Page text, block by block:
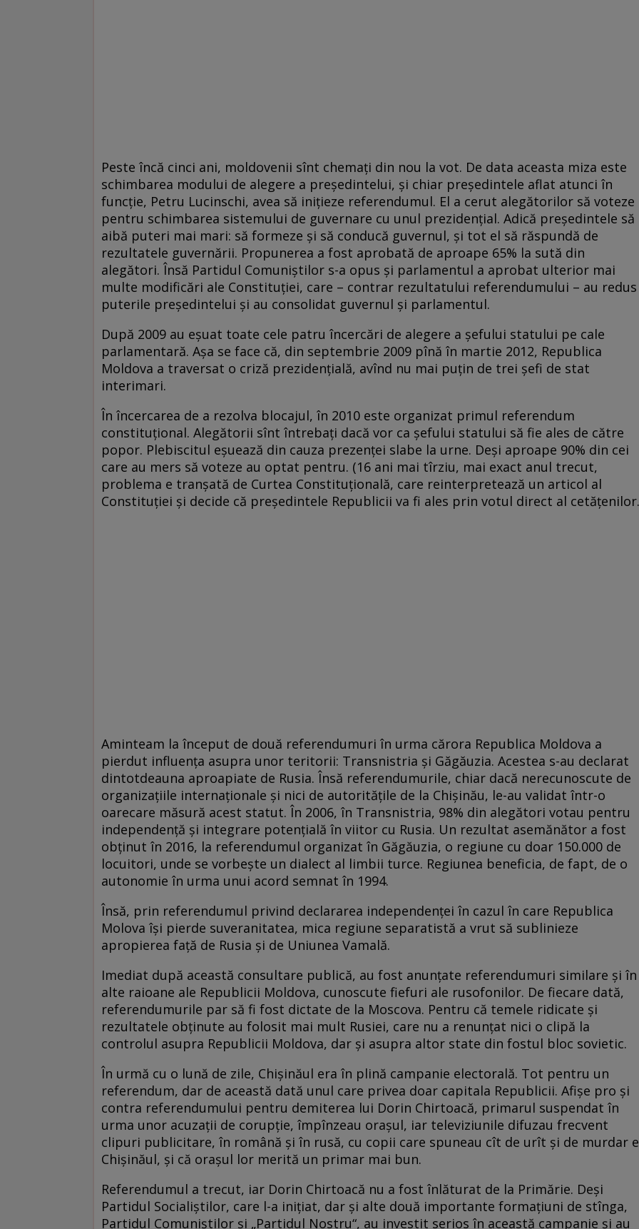
Peste încă cinci ani, moldovenii sînt chemați din nou la vot. De data aceasta miza este
schimbarea modului de alegere a președintelui, și chiar președintele aflat atunci în
funcție, Petru Lucinschi, avea să inițieze referendumul. El a cerut alegătorilor să voteze
pentru schimbarea sistemului de guvernare cu unul prezidențial. Adică președintele să
aibă puteri mai mari: să formeze și să conducă guvernul, și tot el să răspundă de
rezultatele guvernării. Propunerea a fost aprobată de aproape 65% la sută din
alegători. Însă Partidul Comuniștilor s-a opus și parlamentul a aprobat ulterior mai
multe modificări ale Constituției, care – contrar rezultatului referendumului – au redus
puterile președintelui și au consolidat guvernul și parlamentul.
După 2009 au eşuat toate cele patru încercări de alegere a şefului statului pe cale
parlamentară. Așa se face că, din septembrie 2009 pînă în martie 2012, Republica
Moldova a traversat o criză prezidențială, avînd nu mai puțin de trei șefi de stat
interimari.
În încercarea de a rezolva blocajul, în 2010 este organizat primul referendum
constituțional. Alegătorii sînt întrebați dacă vor ca şefului statului să fie ales de către
popor. Plebiscitul eşuează din cauza prezenţei slabe la urne. Deși aproape 90% din cei
care au mers să voteze au optat pentru. (16 ani mai tîrziu, mai exact anul trecut,
problema e tranșată de Curtea Constituțională, care reinterpretează un articol al
Constituției și decide că preşedintele Republicii va fi ales prin votul direct al
Aminteam la început de două referendumuri în urma cărora Republica Moldova a
pierdut influența asupra unor teritorii: Transnistria și Găgăuzia. Acestea s-au declarat
dintotdeauna aproapiate de Rusia. Însă referendumurile, chiar dacă nerecunoscute de
organizațiile internaționale și nici de autoritățile de la Chișinău, le-au validat într-o
oarecare măsură acest statut. În 2006, în Transnistria, 98% din alegători votau pentru
independență și integrare potențială în viitor cu Rusia. Un rezultat asemănător a fost
obținut în 2016, la referendumul organizat în Găgăuzia, o regiune cu doar 150.000 de
locuitori, unde se vorbește un dialect al limbii turce. Regiunea beneficia, de fapt, de o
autonomie în urma unui acord semnat în 1994.
Însă, prin referendumul privind declararea independenței în cazul în care Republica
Molova își pierde suveranitatea, mica regiune separatistă a vrut să sublinieze
apropierea față de Rusia și de Uniunea Vamală.
Imediat după această consultare publică, au fost anunțate referendumuri similare și în
alte raioane ale Republicii Moldova, cunoscute fiefuri ale rusofonilor. De fiecare dată,
referendumurile par să fi fost dictate de la Moscova. Pentru că temele ridicate și
rezultatele obținute au folosit mai mult Rusiei, care nu a renunțat nici o clipă la
controlul asupra Republicii Moldova, dar și asupra altor state din fostul bloc sovietic.
În urmă cu o lună de zile, Chișinăul era în plină campanie electorală. Tot pentru un
referendum, dar de această dată unul care privea doar capitala Republicii. Afișe pro și
contra referendumului pentru demiterea lui Dorin Chirtoacă, primarul suspendat în
urma unor acuzații de corupție, împînzeau orașul, iar televiziunile difuzau frecvent
clipuri publicitare, în română și în rusă, cu copii care spuneau cît de urît și de murdar e
Chișinăul, și că orașul lor merită un primar mai bun.
Referendumul a trecut, iar Dorin Chirtoacă nu a fost înlăturat de la Primărie. Deși
Partidul Socialiștilor, care l-a inițiat, dar și alte două importante formaţiuni de stînga,
Partidul Comuniştilor şi „Partidul Nostru“, au investit serios în această campanie și au